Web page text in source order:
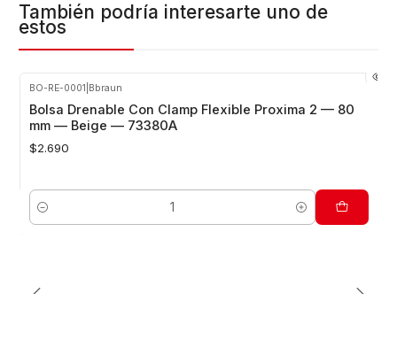
También podría interesarte uno de
estos
BO-RE-0001 Bbraun
Bolsa Drenable Con Clamp Flexible Proxima 2 — 80
mm — Beige — 73380A
$2.690
Cantidad